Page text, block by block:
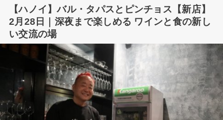
【ハノイ】バル・タパスとピンチョス【新店】
2月28日｜深夜まで楽しめる ワインと食の新し
い交流の場